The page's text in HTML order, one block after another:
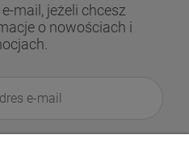
mail, jeżeli chcesz
o nowościach i